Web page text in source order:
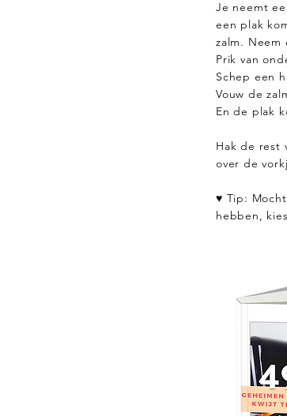
Je neemt
een plak
zalm. Neem
Prik van
Schep een
Vouw de
En de plak
Hak de rest
over de
♥ Tip:
hebben,